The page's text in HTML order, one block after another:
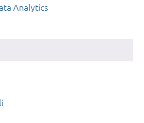
Analytics